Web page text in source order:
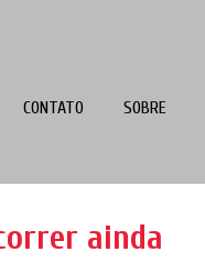
CONTATO SOBRE
ainda